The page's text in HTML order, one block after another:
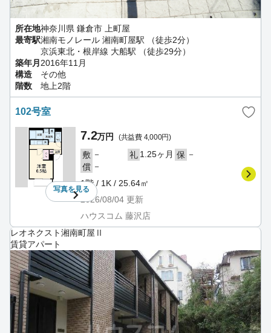
所在地神奈川県 鎌倉市 上町屋
最寄駅湘南モノレール 湘南町屋駅 （徒歩2分）
京浜東北・根岸線 大船駅 （徒歩29分）
築年月 2016年11月
構造
その他
階数
地上2階
102号室
写真を見る
7.2万円 (共益費 4,000円)
敷 － 礼 1.25ヶ月 保 －
償 －
1階 / 1K / 25.64㎡
2026/08/04 更新
ハウスコム 藤沢店
レオネクスト湘南町屋Ⅱ
賃貸アパート